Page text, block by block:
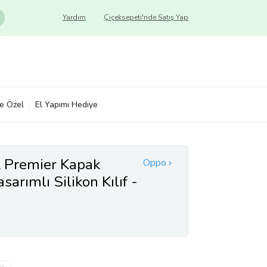
Çiçeksepeti'nde Satış Yap
Yardım
Özel El Yapımı Hediye
Oppo
Kapak
Silikon Kılıf -